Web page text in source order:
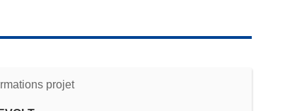
projet